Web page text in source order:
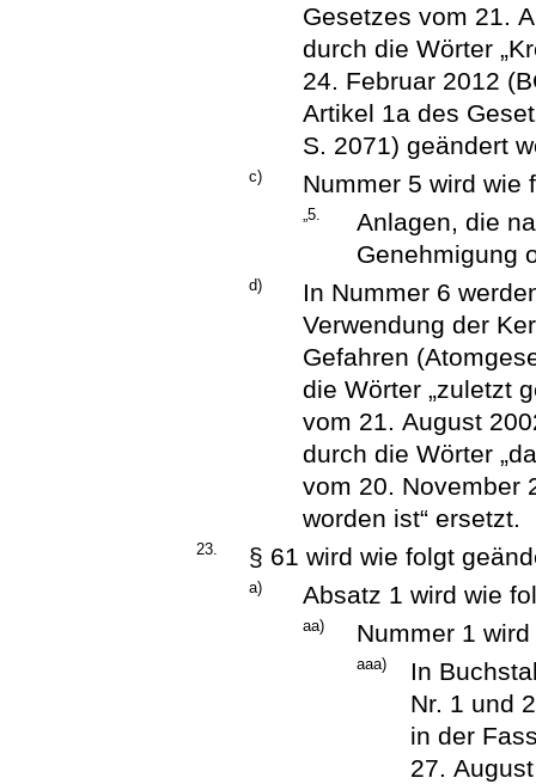
Gesetzes vom 21.
durch die Wörter
24. Februar 2012
Artikel 1a des
S. 2071) geändert
c) Nummer 5 wird wie
„5.
Anlagen, die
Genehmigung
d)
In Nummer 6
Verwendung der
Gefahren
die Wörter „zuletzt
vom 21. August
durch die Wörter
vom 20. November
worden ist“ ersetzt.
23. § 61 wird wie folgt
a) Absatz 1 wird wie
aa) Nummer 1
aaa)
In
Nr. 1 und
in der
27.